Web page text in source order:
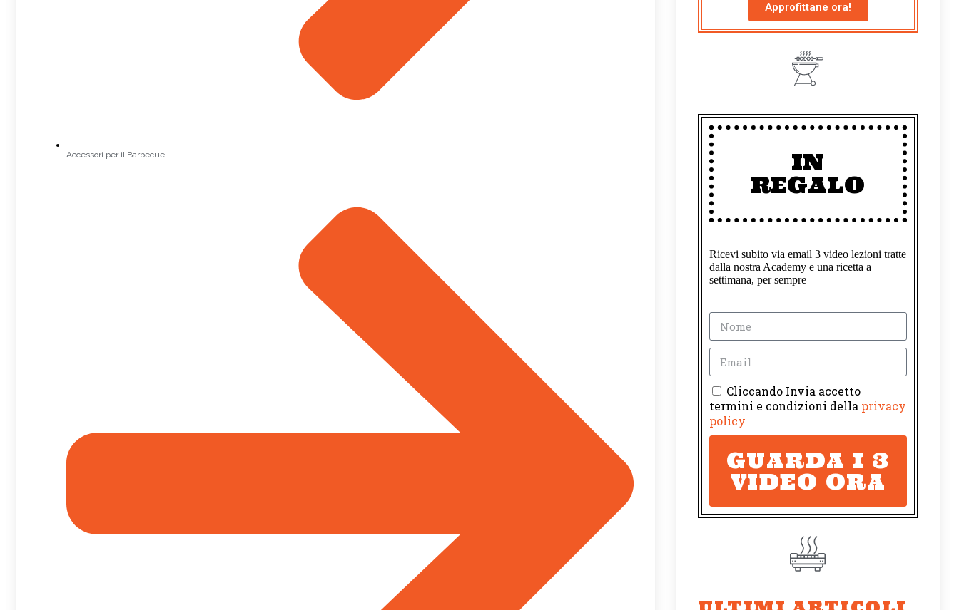
Accessori per il Barbecue
Approfittane ora!
IN
REGALO
Ricevi subito via email 3 video lezioni tratte
dalla nostra Academy e una ricetta a
settimana, per sempre
Cliccando Invia accetto
termini e condizioni della privacy
policy
GUARDA I 3
VIDEO ORA